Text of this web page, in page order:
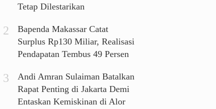
Tetap Dilestarikan
Bapenda Makassar Catat
Surplus Rp130 Miliar, Realisasi
Pendapatan Tembus 49 Persen
Andi Amran Sulaiman Batalkan
Rapat Penting di Jakarta Demi
Entaskan Kemiskinan di Alor